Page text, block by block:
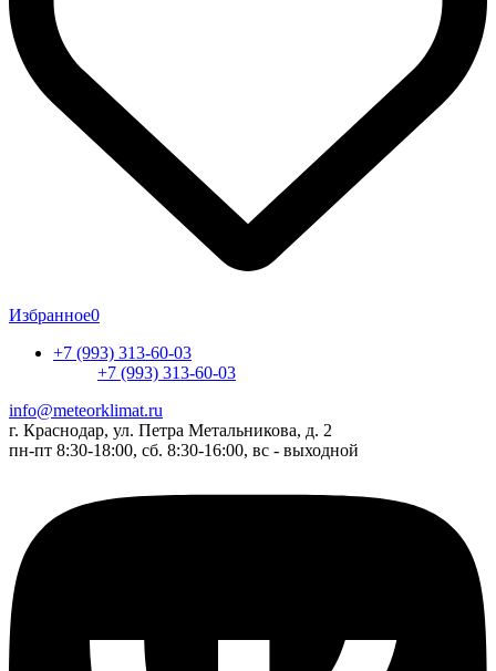
Избранное0
+7 (993) 313-60-03
+7 (993) 313-60-03
info@meteorklimat.ru
г. Краснодар, ул. Петра Метальникова, д. 2
пн-пт 8:30-18:00, сб. 8:30-16:00, вс - выходной